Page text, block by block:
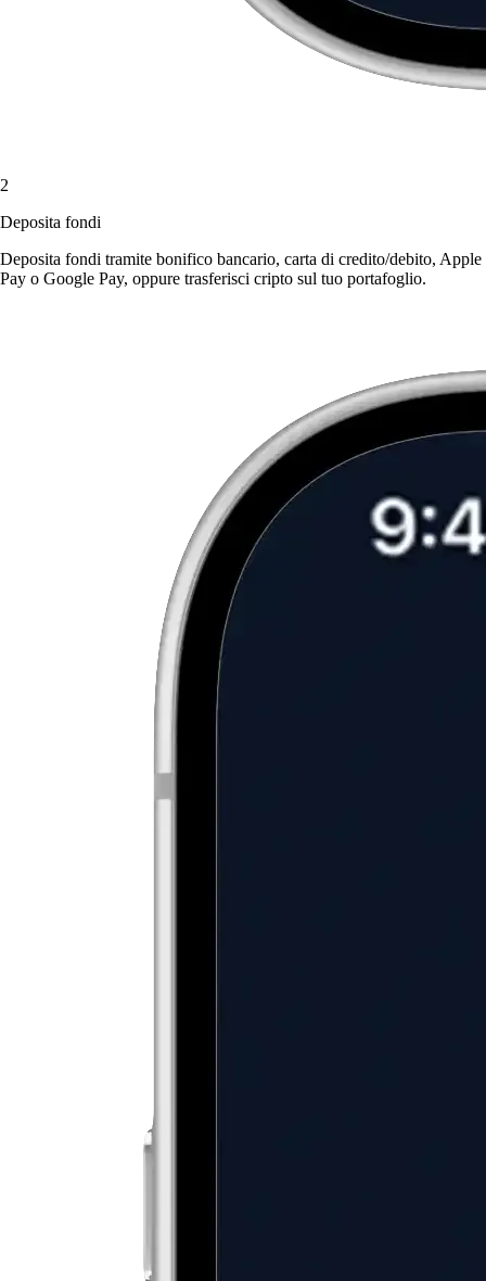
2
Deposita fondi
Deposita fondi tramite bonifico bancario, carta di credito/debito, Apple
Pay o Google Pay, oppure trasferisci cripto sul tuo portafoglio.